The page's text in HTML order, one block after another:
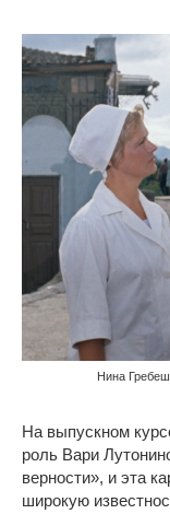
Нина
На выпускном
роль Вари
верности», и эта
широкую